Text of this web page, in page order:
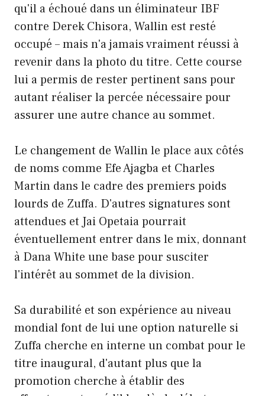
qu'il a échoué dans un éliminateur IBF
contre Derek Chisora, Wallin est resté
occupé – mais n'a jamais vraiment réussi à
revenir dans la photo du titre. Cette course
lui a permis de rester pertinent sans pour
autant réaliser la percée nécessaire pour
assurer une autre chance au sommet.
Le changement de Wallin le place aux côtés
de noms comme Efe Ajagba et Charles
Martin dans le cadre des premiers poids
lourds de Zuffa. D'autres signatures sont
attendues et Jai Opetaia pourrait
éventuellement entrer dans le mix, donnant
à Dana White une base pour susciter
l'intérêt au sommet de la division.
Sa durabilité et son expérience au niveau
mondial font de lui une option naturelle si
Zuffa cherche en interne un combat pour le
titre inaugural, d'autant plus que la
promotion cherche à établir des